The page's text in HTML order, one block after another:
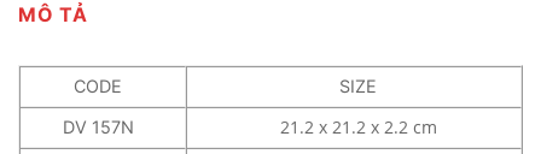
MÔ TẢ
CODE
SIZE
DV 157N
21.2 x 21.2 x 2.2 cm